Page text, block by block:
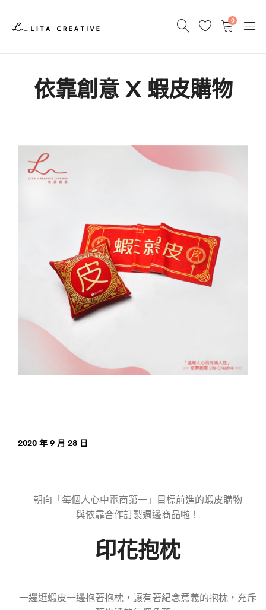
0
依靠創意 X 蝦皮購物
2020 年 9 月 28 日
朝向「每個人心中電商第一」目標前進的蝦皮購物
與依靠合作訂製週邊商品啦！
印花抱枕
一邊逛蝦皮一邊抱著抱枕，讓有著紀念意義的抱枕，充斥